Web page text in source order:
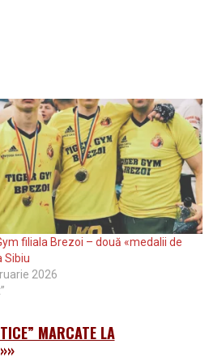
filiala Brezoi – două «medalii de
Sibiu
2026
MARCATE LA
»»